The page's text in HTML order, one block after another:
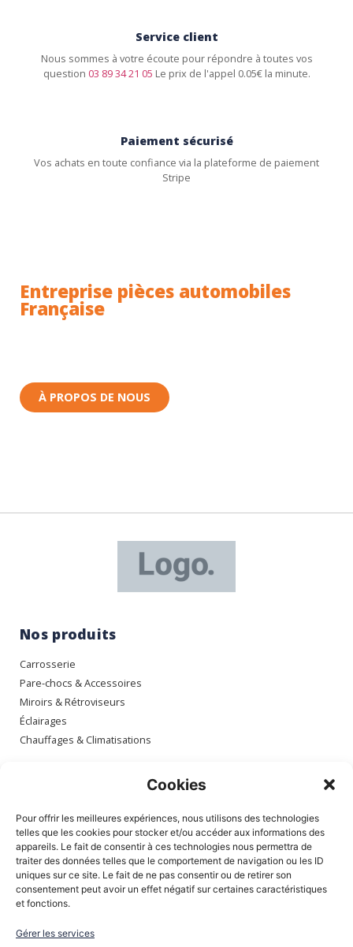
Cookies
Pour offrir les meilleures expériences, nous utilisons des technologies
telles que les cookies pour stocker et/ou accéder aux informations des
appareils. Le fait de consentir à ces technologies nous permettra de
traiter des données telles que le comportement de navigation ou les ID
uniques sur ce site. Le fait de ne pas consentir ou de retirer son
consentement peut avoir un effet négatif sur certaines caractéristiques
et fonctions.
Gérer les services
Service client
Nous sommes à votre écoute pour répondre à toutes vos
question 03 89 34 21 05 Le prix de l'appel 0.05€ la minute.
Paiement sécurisé
Vos achats en toute confiance via la plateforme de paiement
Stripe
Entreprise pièces automobiles
Française
À PROPOS DE NOUS
Nos produits
Carrosserie
Pare-chocs & Accessoires
Miroirs & Rétroviseurs
Éclairages
Chauffages & Climatisations
Mon compte
Mes commandes
Mes adresses
Mon panier
Informations
À Propos de nous